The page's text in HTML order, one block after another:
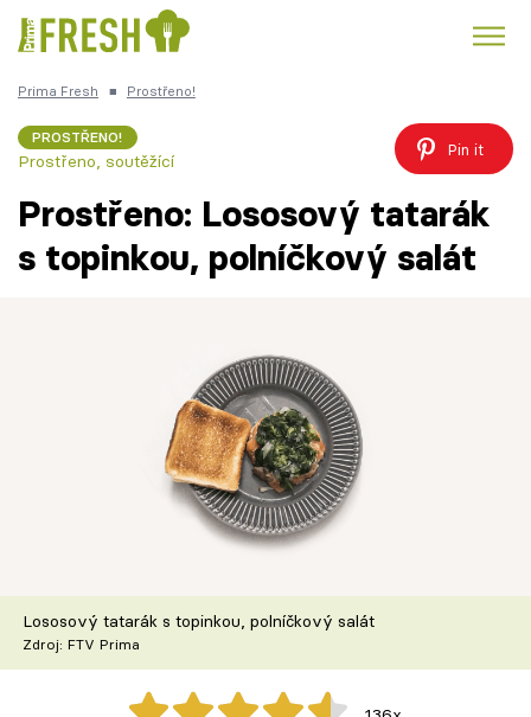
Česká kuchyně
Recepty z TV
Speciál: Cuketa
Prima Fresh ■ Prostřeno!
PROSTŘENO!
Prostřeno, soutěžící
Pin it
Prostřeno: Lososový tatarák
s topinkou, polníčkový salát
Lososový tatarák s topinkou, polníčkový salát
Zdroj: FTV Prima